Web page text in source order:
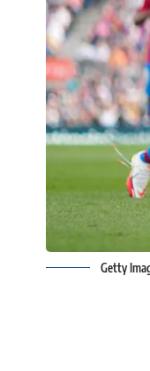
Getty